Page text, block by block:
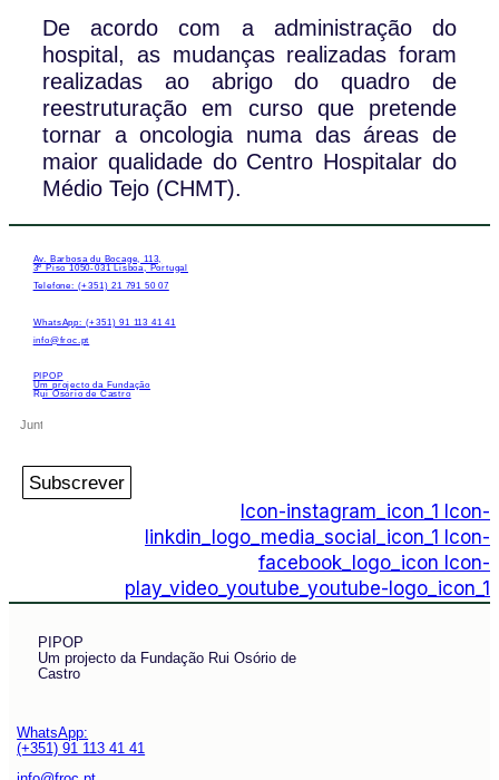
De acordo com a administração do
hospital, as mudanças realizadas foram
realizadas ao abrigo do quadro de
reestruturação em curso que pretende
tornar a oncologia numa das áreas de
maior qualidade do Centro Hospitalar do
Médio Tejo (CHMT).
Av. Barbosa du Bocage, 113,
3º Piso 1050-031 Lisboa, Portugal
Telefone: (+351) 21 791 50 07
WhatsApp: (+351) 91 113 41 41
info@froc.pt
PIPOP
Um projecto da Fundação
Rui Osório de Castro
Subscrever
Icon-instagram_icon_1 Icon-
linkdin_logo_media_social_icon_1 Icon-
facebook_logo_icon Icon-
play_video_youtube_youtube-logo_icon_1
PIPOP
Um projecto da Fundação Rui Osório de
Castro
WhatsApp:
(+351) 91 113 41 41